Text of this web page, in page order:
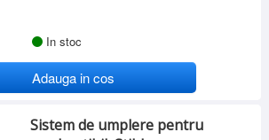
In stoc
Adauga in cos
Sistem de umplere pentru